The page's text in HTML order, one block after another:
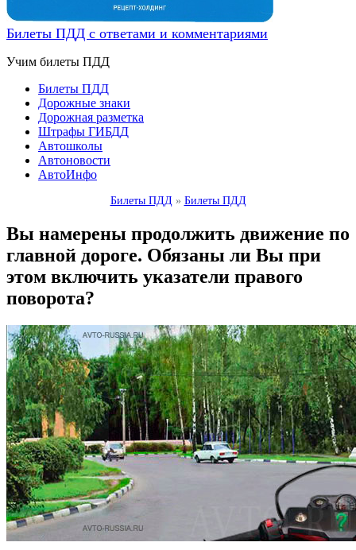
Билеты ПДД с ответами и комментариями
Учим билеты ПДД
Билеты ПДД
Дорожные знаки
Дорожная разметка
Штрафы ГИБДД
Автошколы
Автоновости
АвтоИнфо
Билеты ПДД » Билеты ПДД
Вы намерены продолжить движение по
главной дороге. Обязаны ли Вы при
этом включить указатели правого
поворота?